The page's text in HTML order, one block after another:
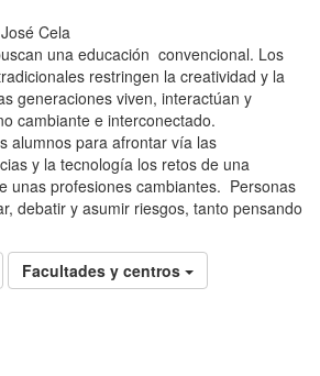
una educación convencional. Los
restringen la creatividad y la
generaciones viven, interactúan y
cambiante e interconectado.
alumnos para afrontar vía las
y la tecnología los retos de una
unas profesiones cambiantes. Personas
debatir y asumir riesgos, tanto pensando
Facultades y centros